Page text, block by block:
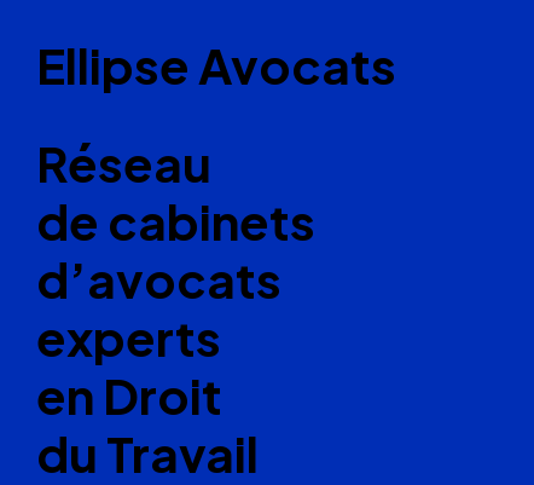
Ellipse Avocats
Réseau
de cabinets
d’avocats
experts
en Droit
du Travail